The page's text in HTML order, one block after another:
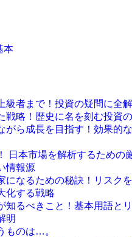
本
級者まで！投資の疑問に全
戦略！歴史に名を刻む投資
がら成長を目指す！効果的
日本市場を解析するための
情報源
になるための秘訣！リスク
化する戦略
知るべきこと！基本用語と
明
ものは…。